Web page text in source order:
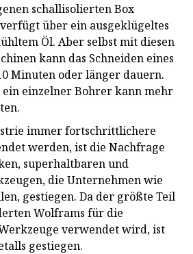
schallisolierten Box
über ein ausgeklügeltes
Öl. Aber selbst mit diesen
kann das Schneiden eines
Minuten oder länger dauern.
ein einzelner Bohrer kann mehr
immer fortschrittlichere
werden, ist die Nachfrage
superhaltbaren und
die Unternehmen wie
gestiegen. Da der größte Teil
Wolframs für die
verwendet wird, ist
gestiegen.